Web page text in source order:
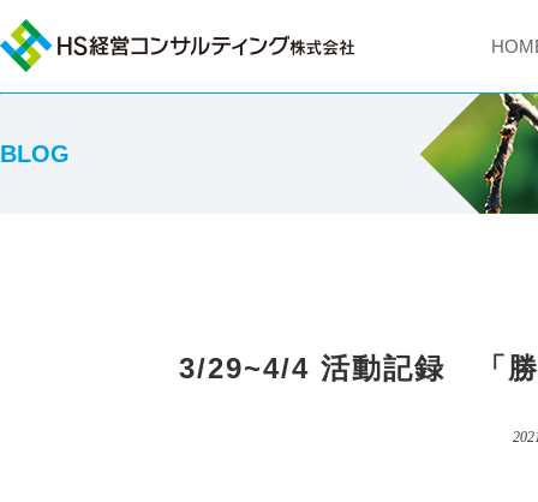
BLOG
3/29~4/4 活動記録 「